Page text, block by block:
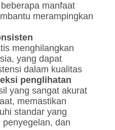
manfaat
merampingkan
menghilangkan
yang dapat
dalam kualitas
penglihatan
yang sangat akurat
memastikan
standar yang
dan